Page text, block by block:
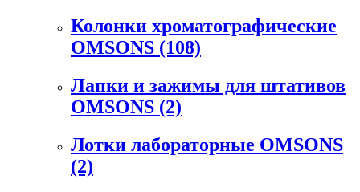
Колонки хроматографические
OMSONS (108)
Лапки и зажимы для штативов
OMSONS (2)
Лотки лабораторные OMSONS
(2)